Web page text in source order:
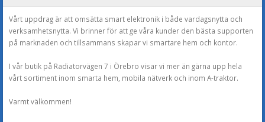
Vårt uppdrag är att omsätta smart elektronik i både vardagsnytta och
verksamhetsnytta. Vi brinner för att ge våra kunder den bästa supporten
på marknaden och tillsammans skapar vi smartare hem och kontor.
I vår butik på Radiatorvägen 7 i Örebro visar vi mer än gärna upp hela
vårt sortiment inom smarta hem, mobila nätverk och inom A-traktor.
Varmt välkommen!